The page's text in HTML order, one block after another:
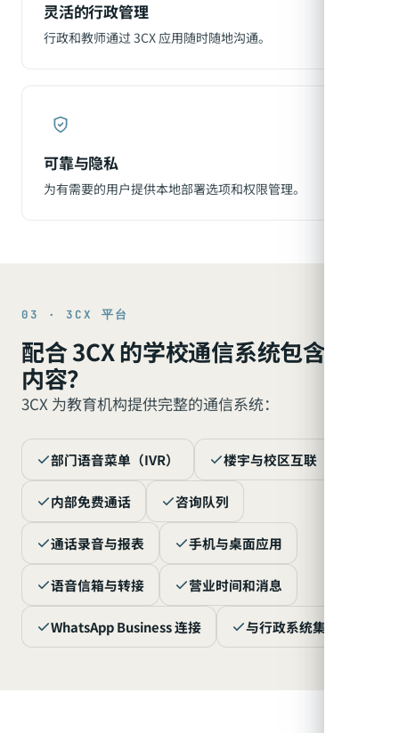
灵活的行政管理
行政和教师通过 3CX 应用随时随地沟通。
可靠与隐私
为有需要的用户提供本地部署选项和权限管理。
03 · 3CX 平台
配合 3CX 的学校通信系统包含哪些
内容？
3CX 为教育机构提供完整的通信系统：
部门语音菜单（IVR） 楼宇与校区互联
内部免费通话 咨询队列
通话录音与报表 手机与桌面应用
语音信箱与转接 营业时间和消息
WhatsApp Business 连接 与行政系统集成